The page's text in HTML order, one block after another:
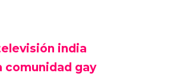
india
comunidad gay